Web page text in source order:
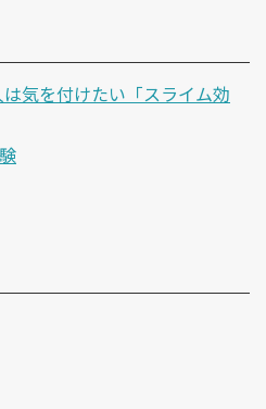
気を付けたい「スライム効